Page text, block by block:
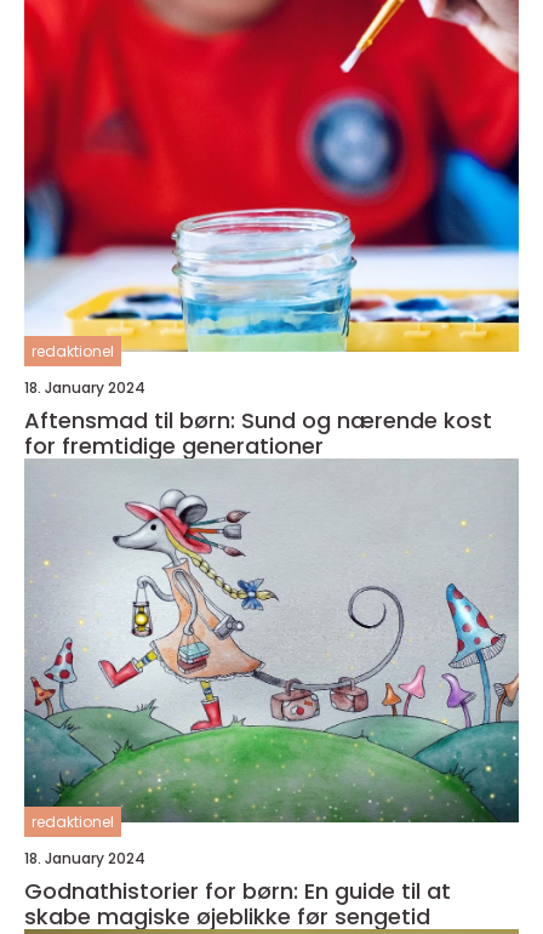
redaktionel
18. January 2024
Aftensmad til børn: Sund og nærende kost
for fremtidige generationer
redaktionel
18. January 2024
Godnathistorier for børn: En guide til at
skabe magiske øjeblikke før sengetid